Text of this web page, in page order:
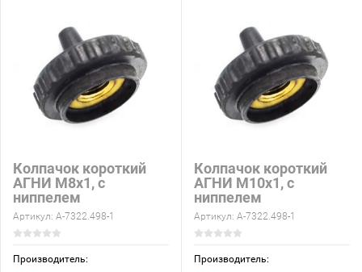
Колпачок короткий
АГНИ М8х1, с
ниппелем
Артикул: А-7322.498-1
Производитель:
Колпачок короткий
АГНИ М10х1, с
ниппелем
Артикул: А-7322.498-1
Производитель: